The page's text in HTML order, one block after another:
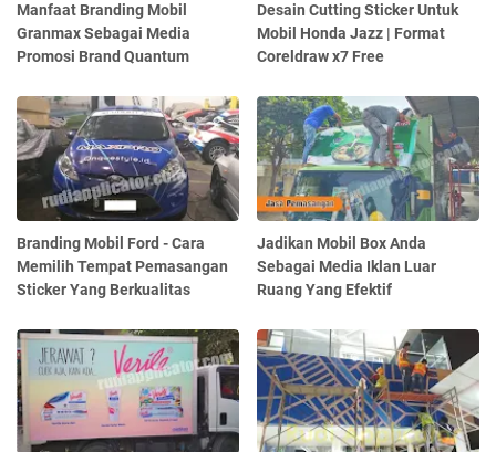
Manfaat Branding Mobil
Granmax Sebagai Media
Promosi Brand Quantum
Desain Cutting Sticker Untuk
Mobil Honda Jazz | Format
Coreldraw x7 Free
Branding Mobil Ford - Cara
Memilih Tempat Pemasangan
Sticker Yang Berkualitas
Jadikan Mobil Box Anda
Sebagai Media Iklan Luar
Ruang Yang Efektif